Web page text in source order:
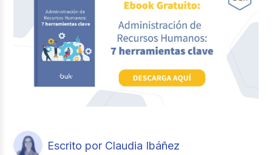
Escrito por Claudia Ibáñez